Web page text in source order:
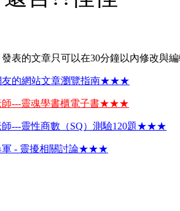
表的文章只可以在30分鐘以內修改
的網站文章瀏覽指南★★★
---靈魂學書櫃電子書★★★
---靈性商數（SQ）測驗120題★★★
- 靈擾相關討論★★★